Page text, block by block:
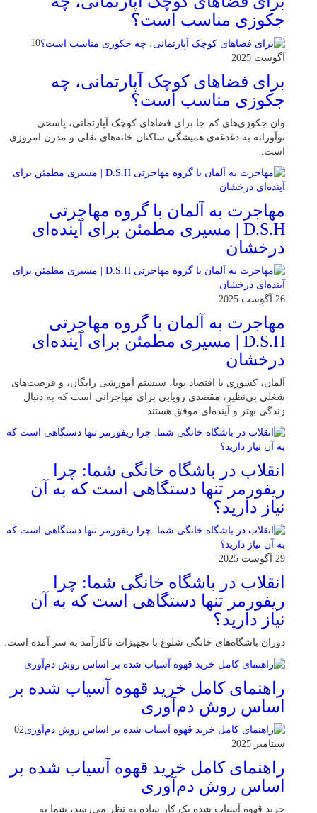
جکوزی مناسب است؟
10
آگوست 2025
برای فضاهای کوچک آپارتمانی، چه
جکوزی مناسب است؟
وان جکوزی‌های کم‌ جا برای فضاهای کوچک آپارتمانی، پاسخی
نوآورانه به دغدغه‌ی همیشگی ساکنان خانه‌های نقلی و مدرن امروزی
ا‌ست.
مهاجرت به آلمان با گروه مهاجرتی
D.S.H | مسیری مطمئن برای آینده‌ای
درخشان
26 آگوست 2025
مهاجرت به آلمان با گروه مهاجرتی
D.S.H | مسیری مطمئن برای آینده‌ای
درخشان
آلمان، کشوری با اقتصاد پویا، سیستم آموزشی رایگان، و فرصت‌های
شغلی بی‌نظیر، مقصدی رویایی برای مهاجرانی است که به دنبال
زندگی بهتر و آینده‌ای موفق هستند.
انقلاب در باشگاه خانگی شما: چرا
ریفورمر تنها دستگاهی است که به آن
نیاز دارید؟
29 آگوست 2025
انقلاب در باشگاه خانگی شما: چرا
ریفورمر تنها دستگاهی است که به آن
نیاز دارید؟
دوران باشگاه‌های خانگی شلوغ با تجهیزات ناکارآمد به سر آمده است.
راهنمای کامل خرید قهوه آسیاب شده بر
اساس روش دم‌آوری
02
سپتامبر 2025
راهنمای کامل خرید قهوه آسیاب شده بر
اساس روش دم‌آوری
خرید قهوه آسیاب شده یک کار ساده به نظر می‌رسد، شما به